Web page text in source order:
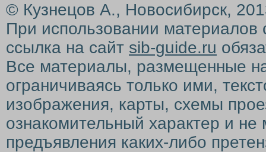
© Кузнецов А., Новосибирск,
При использовании материалов
ссылка на сайт sib-guide.ru
Все материалы, размещенные
ограничиваясь только ими,
изображения, карты, схемы
ознакомительный характер и
предъявления каких-либо